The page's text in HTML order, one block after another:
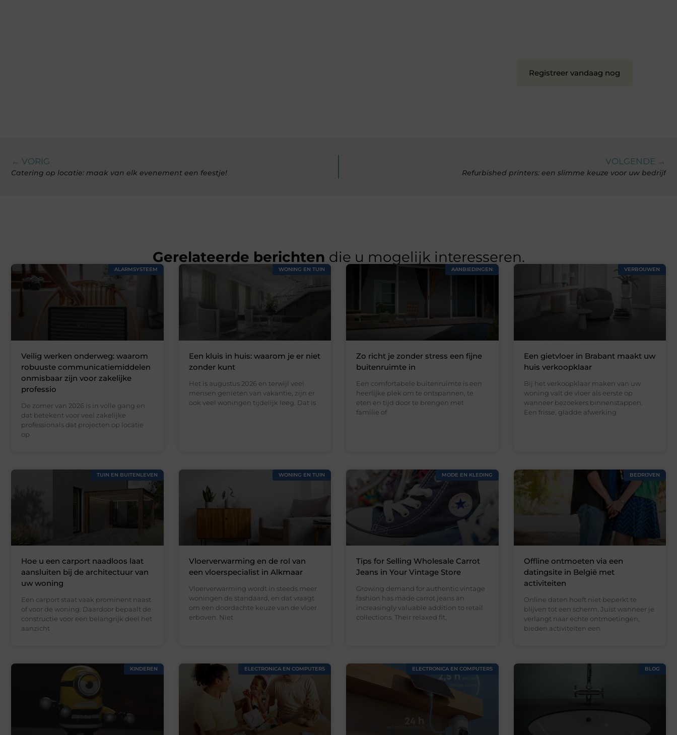
Registreer vandaag nog
← VORIG
Catering op locatie: maak van elk evenement een feestje!
VOLGENDE →
Refurbished printers: een slimme keuze voor uw bedrijf
Gerelateerde berichten die u mogelijk interesseren.
ALARMSYSTEEM
Veilig werken onderweg: waarom
robuuste communicatiemiddelen
onmisbaar zijn voor zakelijke
professio
De zomer van 2026 is in volle gang en
dat betekent voor veel zakelijke
professionals dat projecten op locatie
op
WONING EN TUIN
Een kluis in huis: waarom je er niet
zonder kunt
Het is augustus 2026 en terwijl veel
mensen genieten van vakantie, zijn er
ook veel woningen tijdelijk leeg. Dat is
AANBIEDINGEN
Zo richt je zonder stress een fijne
buitenruimte in
Een comfortabele buitenruimte is een
heerlijke plek om te ontspannen, te
eten en tijd door te brengen met
familie of
VERBOUWEN
Een gietvloer in Brabant maakt uw
huis verkoopklaar
Bij het verkoopklaar maken van uw
woning valt de vloer als eerste op
wanneer bezoekers binnenstappen.
Een frisse, gladde afwerking
TUIN EN BUITENLEVEN
Hoe u een carport naadloos laat
aansluiten bij de architectuur van
uw woning
Een carport staat vaak prominent naast
of voor de woning. Daardoor bepaalt de
constructie voor een belangrijk deel het
aanzicht
WONING EN TUIN
Vloerverwarming en de rol van
een vloerspecialist in Alkmaar
Vloerverwarming wordt in steeds meer
woningen de standaard, en dat vraagt
om een doordachte keuze van de vloer
erboven. Niet
MODE EN KLEDING
Tips for Selling Wholesale Carrot
Jeans in Your Vintage Store
Growing demand for authentic vintage
fashion has made carrot jeans an
increasingly valuable addition to retail
collections. Their relaxed fit,
BEDRIJVEN
Offline ontmoeten via een
datingsite in België met
activiteiten
Online daten hoeft niet beperkt te
blijven tot een scherm. Juist wanneer je
verlangt naar echte ontmoetingen,
bieden activiteiten een
KINDEREN ELECTRONICA EN COMPUTERS ELECTRONICA EN COMPUTERS BLOG